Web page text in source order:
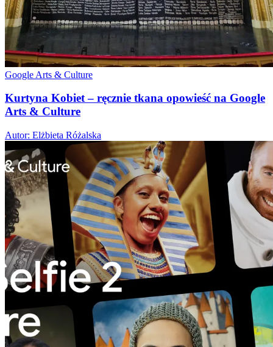
Google Arts & Culture
Kurtyna Kobiet – ręcznie tkana opowieść na Google
Arts & Culture
Autor: Elżbieta Różalska